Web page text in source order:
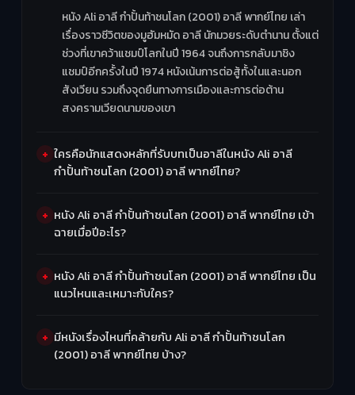
หนัง Ali อาลี กำปั้นท้าชนโลก (2001) อาลี พากย์ไทย เล่า
เรื่องราวชีวิตของมูฮัมหมัด อาลี นักมวยระดับตำนาน ตั้งแต่
ช่วงที่เขาคว้าแชมป์โลกในปี 1964 จนถึงการกลับมาชิง
แชมป์อีกครั้งในปี 1974 หนังเน้นการต่อสู้ทั้งในและนอก
สังเวียน รวมถึงจุดยืนทางการเมืองและการต่อต้าน
สงครามเวียดนามของเขา
ใครคือนักแสดงหลักที่รับบทเป็นอาลีในหนัง Ali อาลี
กำปั้นท้าชนโลก (2001) อาลี พากย์ไทย?
หนัง Ali อาลี กำปั้นท้าชนโลก (2001) อาลี พากย์ไทย เข้า
ฉายเมื่อปีอะไร?
หนัง Ali อาลี กำปั้นท้าชนโลก (2001) อาลี พากย์ไทย เป็น
แนวไหนและเหมาะกับใคร?
มีหนังเรื่องไหนที่คล้ายกับ Ali อาลี กำปั้นท้าชนโลก
(2001) อาลี พากย์ไทย บ้าง?